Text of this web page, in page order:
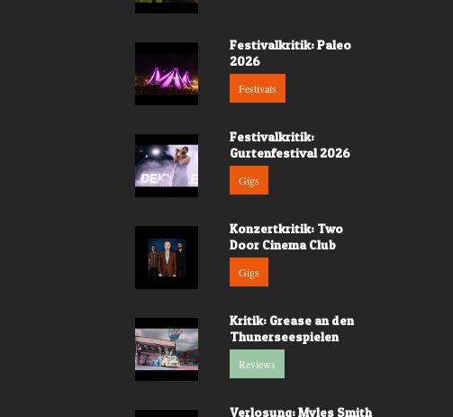
Festivalkritik: Paleo
2026
Festivals
Festivalkritik:
Gurtenfestival 2026
Gigs
Konzertkritik: Two
Door Cinema Club
Gigs
Kritik: Grease an den
Thunerseespielen
Reviews
Verlosung: Myles Smith